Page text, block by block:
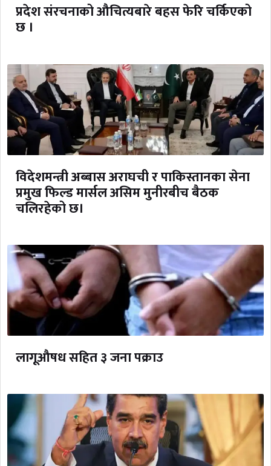
प्रदेश संरचनाको औचित्यबारे बहस फेरि चर्किएको
छ ।
विदेशमन्त्री अब्बास अराघची र पाकिस्तानका सेना
प्रमुख फिल्ड मार्सल असिम मुनीरबीच बैठक
चलिरहेको छ।
लागूऔषध सहित ३ जना पक्राउ